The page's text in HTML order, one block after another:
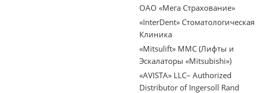
ОАО «Мега Страхование»
«InterDent» Стоматологическая
Клиника
«Mitsulift» MMC (Лифты и
Эскалаторы «Mitsubishi»)
«AVISTA» LLC– Authorized
Distributor of Ingersoll Rand